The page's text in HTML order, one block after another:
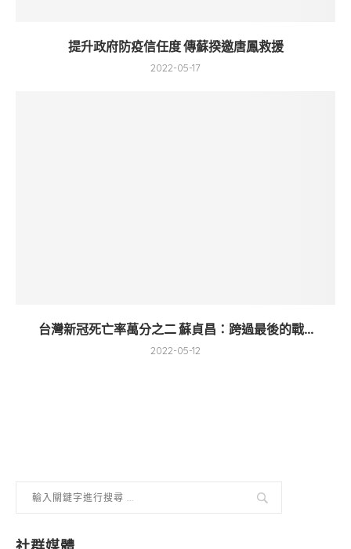
提升政府防疫信任度 傳蘇揆邀唐鳳救援
2022-05-17
台灣新冠死亡率萬分之二 蘇貞昌：跨過最後的戰...
2022-05-12